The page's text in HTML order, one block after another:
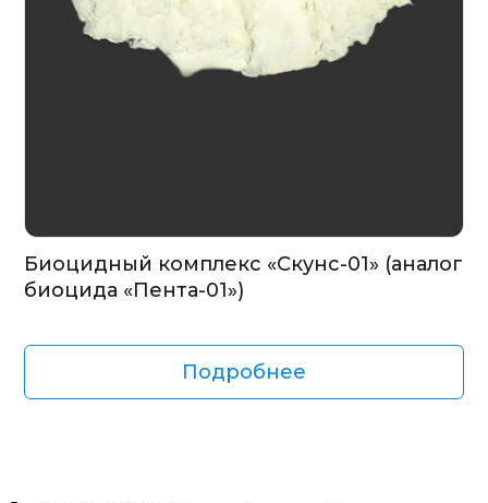
Биоцидный комплекс «Скунс-01» (аналог
биоцида «Пента-01»)
Подробнее